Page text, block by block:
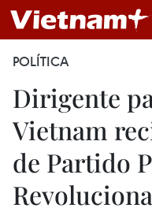
POLÍTICA
Dirigente
Vietnam
de Partido